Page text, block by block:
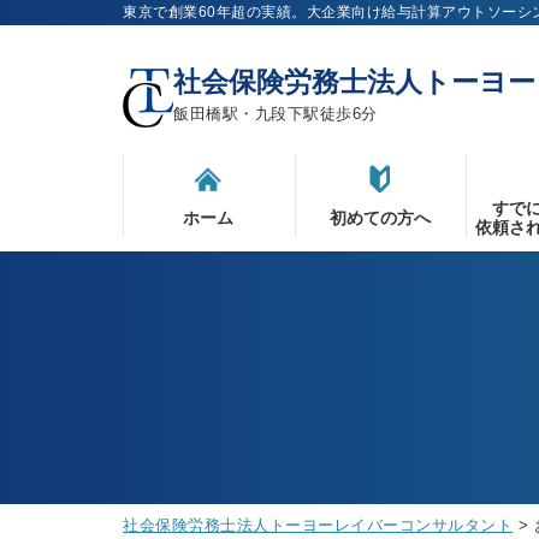
東京で創業60年超の実績。大企業向け給与計算アウトソー
社会保険労務士法人トーヨ
飯田橋駅・九段下駅徒歩6分
ホーム 初めての方へ
すで
依頼さ
社会保険労務士法人トーヨーレイバーコンサルタント >